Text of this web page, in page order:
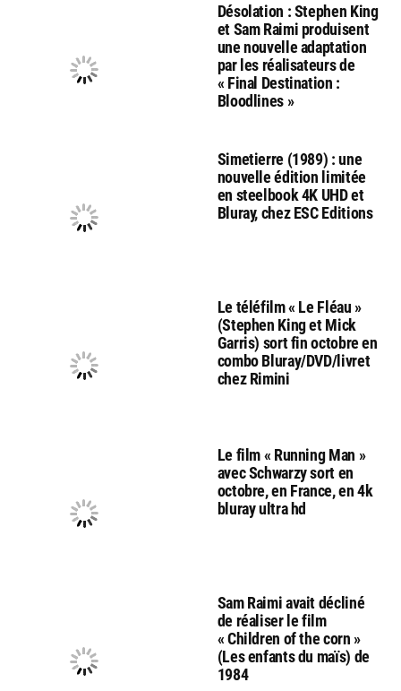
Désolation : Stephen King
et Sam Raimi produisent
une nouvelle adaptation
par les réalisateurs de
« Final Destination :
Bloodlines »
Simetierre (1989) : une
nouvelle édition limitée
en steelbook 4K UHD et
Bluray, chez ESC Editions
Le téléfilm « Le Fléau »
(Stephen King et Mick
Garris) sort fin octobre en
combo Bluray/DVD/livret
chez Rimini
Le film « Running Man »
avec Schwarzy sort en
octobre, en France, en 4k
bluray ultra hd
Sam Raimi avait décliné
de réaliser le film
« Children of the corn »
(Les enfants du maïs) de
1984